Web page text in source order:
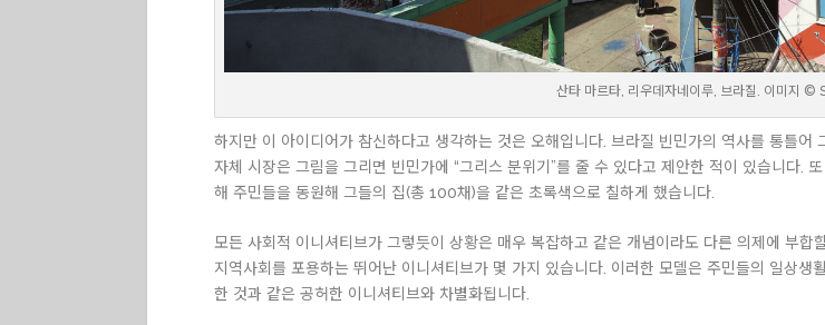
산타 마르타, 리우데자네이루, 브라질. 이미지
하지만 이 아이디어가 참신하다고 생각하는 것은 오해입니다. 브라질 빈민가의 역사를 통틀어
자체 시장은 그림을 그리면 빈민가에 “그리스 분위기”를 줄 수 있다고 제안한 적이 있습니다.
해 주민들을 동원해 그들의 집(총 100채)을 같은 초록색으로 칠하게 했습니다.
모든 사회적 이니셔티브가 그렇듯이 상황은 매우 복잡하고 같은 개념이라도 다른 의제에 부
지역사회를 포용하는 뛰어난 이니셔티브가 몇 가지 있습니다. 이러한 모델은 주민들의 일상
한 것과 같은 공허한 이니셔티브와 차별화됩니다.